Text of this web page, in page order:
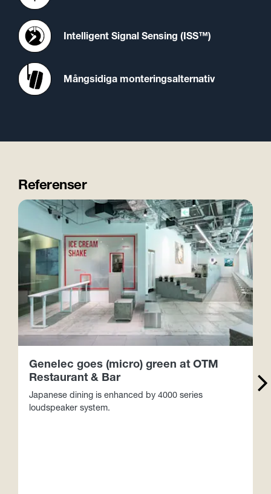
Intelligent Signal Sensing (ISS™)
Mångsidiga monteringsalternativ
Referenser
Genelec goes (micro) green at OTM
Restaurant & Bar
Japanese dining is enhanced by 4000 series
loudspeaker system.